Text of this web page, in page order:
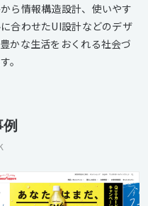
ら情報構造設計、使いやす
合わせたUI設計などのデザ
かな生活をおくれる社会づ
。